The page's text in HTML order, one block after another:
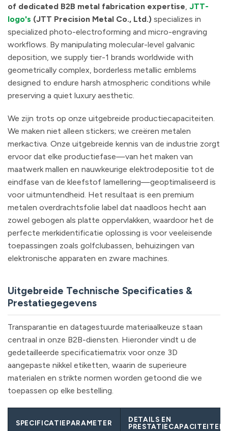
of dedicated B2B metal fabrication expertise JTT-
logo's (JTT Precision Metal Co., Ltd.) specializes in
specialized photo-electroforming and micro-engraving
workflows. By manipulating molecular-level galvanic
deposition, we supply tier-1 brands worldwide with
geometrically complex, borderless metallic emblems
designed to endure harsh atmospheric conditions while
preserving a quiet luxury aesthetic.
We zijn trots op onze uitgebreide productiecapaciteiten.
We maken niet alleen stickers; we creëren metalen
merkactiva. Onze uitgebreide kennis van de industrie zorgt
ervoor dat elke productiefase—van het maken van
maatwerk mallen en nauwkeurige elektrodepositie tot de
eindfase van de kleefstof lamellering—geoptimaliseerd is
voor uitmuntendheid. Het resultaat is een premium
metalen overdrachtsfolie label dat naadloos hecht aan
zowel gebogen als platte oppervlakken, waardoor het de
perfecte merkidentificatie oplossing is voor veeleisende
toepassingen zoals golfclubassen, behuizingen van
elektronische apparaten en zware machines.
Uitgebreide Technische Specificaties &
Prestatiegegevens
Transparantie en datagestuurde materiaalkeuze staan
centraal in onze B2B-diensten. Hieronder vindt u de
gedetailleerde specificatiematrix voor onze 3D
aangepaste nikkel etiketten, waarin de superieure
materialen en strikte normen worden getoond die we
toepassen op elke bestelling.
SPECIFICATIEPARAMETER
DETAILS EN
PRESTATIECAPACITEITEN